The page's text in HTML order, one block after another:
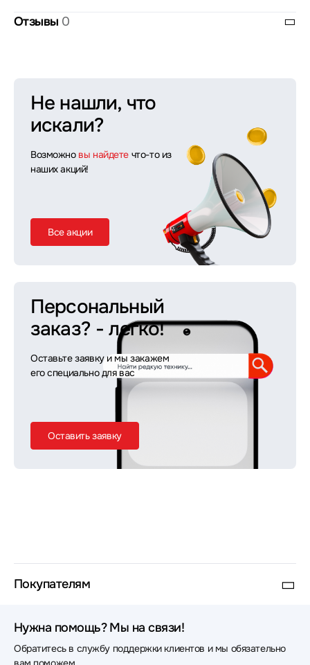
Отзывы 0
Не нашли, что
искали?
Возможно вы найдете что-то из
наших акций!
Все акции
Персональный
заказ? - легко!
Оставьте заявку и мы закажем
его специально для вас
Оставить заявку
Покупателям
Нужна помощь? Мы на связи!
Обратитесь в службу поддержки клиентов и мы обязательно